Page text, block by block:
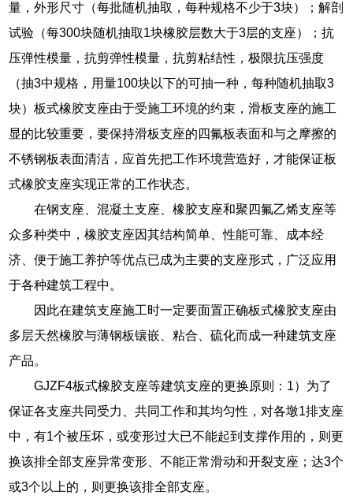
量，外形尺寸（每批随机抽取，每种规格不少于3块）；解剖
试验（每300块随机抽取1块橡胶层数大于3层的支座）；抗
压弹性模量，抗剪弹性模量，抗剪粘结性，极限抗压强度
（抽3中规格，用量100块以下的可抽一种，每种随机抽取3
块）板式橡胶支座由于受施工环境的约束，滑板支座的施工
显的比较重要，要保持滑板支座的四氟板表面和与之摩擦的
不锈钢板表面清洁，应首先把工作环境营造好，才能保证板
式橡胶支座实现正常的工作状态。
在钢支座、混凝土支座、橡胶支座和聚四氟乙烯支座等
众多种类中，橡胶支座因其结构简单、性能可靠、成本经
济、便于施工养护等优点已成为主要的支座形式，广泛应用
于各种建筑工程中。
因此在建筑支座施工时一定要面置正确板式橡胶支座由
多层天然橡胶与薄钢板镶嵌、粘合、硫化而成一种建筑支座
产品。
GJZF4板式橡胶支座等建筑支座的更换原则：1）为了
保证各支座共同受力、共同工作和其均匀性，对各墩1排支座
中，有1个被压坏，或变形过大已不能起到支撑作用的，则更
换该排全部支座异常变形、不能正常滑动和开裂支座；达3个
或3个以上的，则更换该排全部支座。